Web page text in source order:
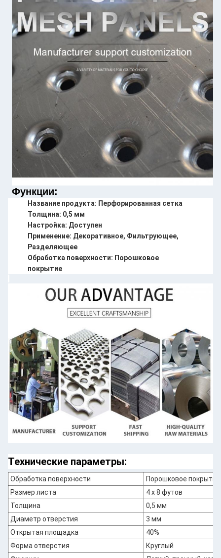
Функции:
Название продукта: Перфорированная сетка
Толщина: 0,5 мм
Настройка: Доступен
Применение: Декоративное, Фильтрующее,
Разделяющее
Обработка поверхности: Порошковое
покрытие
Технические параметры:
Обработка поверхности
Порошковое покрытие
Размер листа
4 х 8 футов
Толщина
0,5 мм
Диаметр отверстия
3 мм
Открытая площадка
40%
Форма отверстия
Круглый